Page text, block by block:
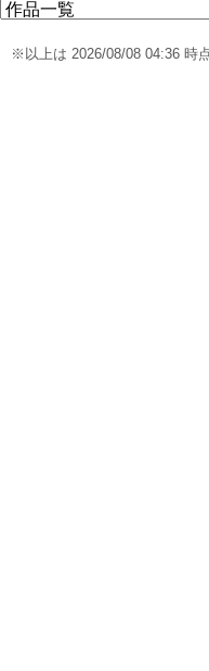
※以上は 2026/08/08 04:36 時